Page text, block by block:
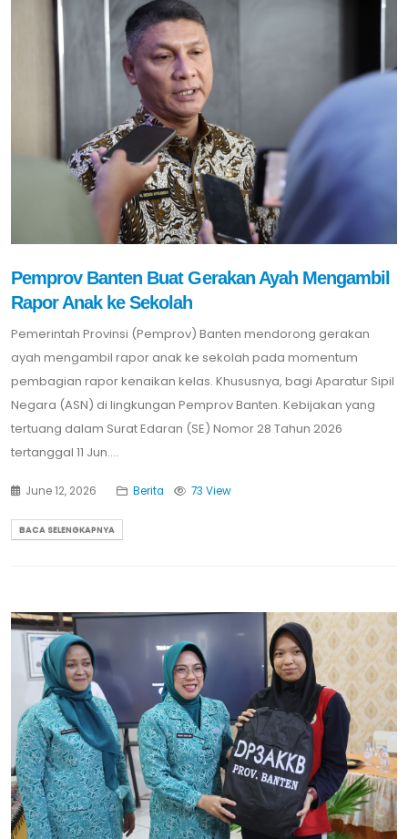
Pemprov Banten Buat Gerakan Ayah Mengambil
Rapor Anak ke Sekolah
Pemerintah Provinsi (Pemprov) Banten mendorong gerakan
ayah mengambil rapor anak ke sekolah pada momentum
pembagian rapor kenaikan kelas. Khususnya, bagi Aparatur Sipil
Negara (ASN) di lingkungan Pemprov Banten. Kebijakan yang
tertuang dalam Surat Edaran (SE) Nomor 28 Tahun 2026
tertanggal 11 Jun....
June 12, 2026 Berita 73 View
BACA SELENGKAPNYA